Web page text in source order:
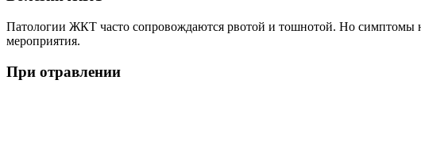
Патологии ЖКТ часто сопровождаются рвотой и тошнотой. Но симптомы
мероприятия.
При отравлении